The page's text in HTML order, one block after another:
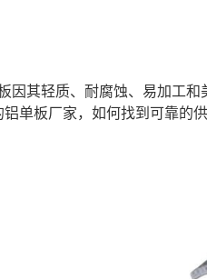
因其轻质、耐腐蚀、易加工
单板厂家，如何找到可靠的